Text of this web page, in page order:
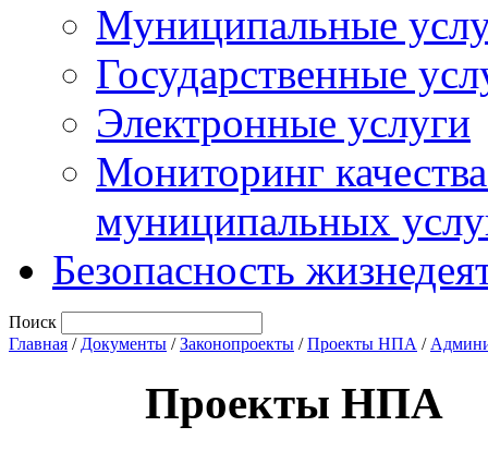
Муниципальные
Государственные
Электронные услуги
Мониторинг
муниципальных
Безопасность
Поиск
Главная / Документы /Законопроекты /Проекты НПА /
Проекты НПА